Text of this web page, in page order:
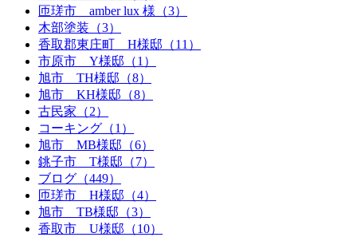
匝瑳市 amber lux 様（3）
木部塗装（3）
香取郡東庄町 H様邸（11）
市原市 Y様邸（1）
旭市 TH様邸（8）
旭市 KH様邸（8）
古民家（2）
コーキング（1）
旭市 MB様邸（6）
銚子市 T様邸（7）
ブログ（449）
匝瑳市 H様邸（4）
旭市 TB様邸（3）
香取市 U様邸（10）